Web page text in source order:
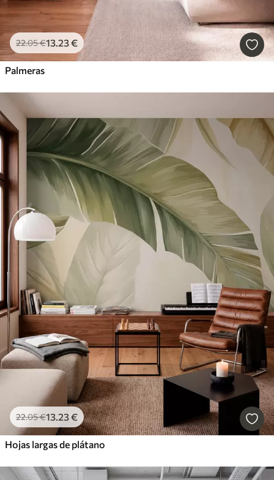
22.05€13 .23€
Palmeras
22.05€13 .23€
Hojas largas de plátano